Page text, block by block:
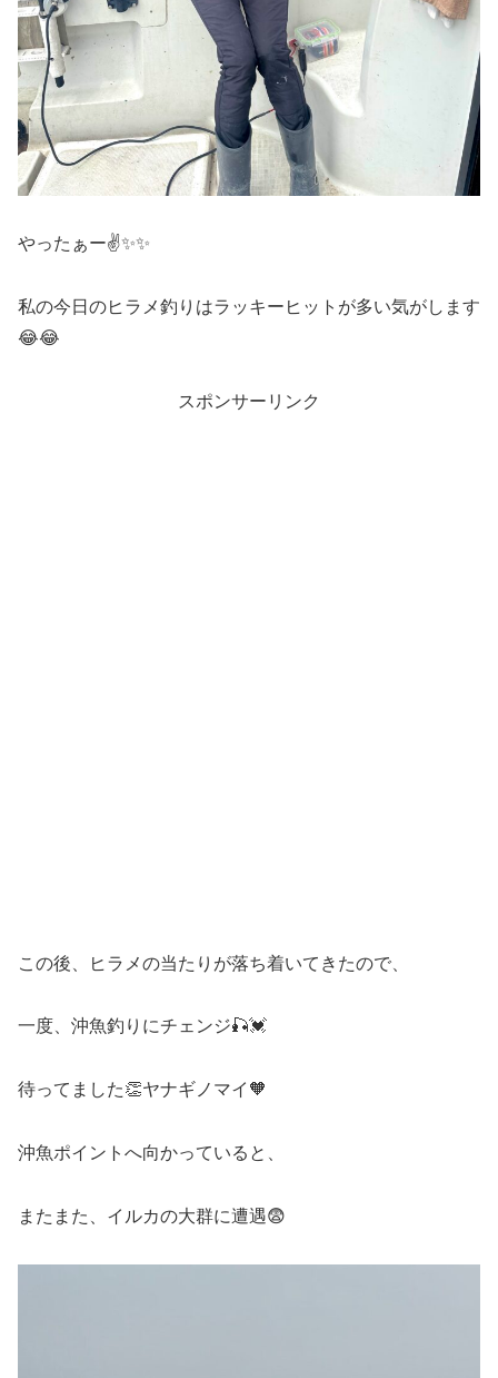
やったぁー✌️✨✨
私の今日のヒラメ釣りはラッキーヒットが多い気がします
😂😂
スポンサーリンク
この後、ヒラメの当たりが落ち着いてきたので、
一度、沖魚釣りにチェンジ🎣💓
待ってました👏ヤナギノマイ🧡
沖魚ポイントへ向かっていると、
またまた、イルカの大群に遭遇😨